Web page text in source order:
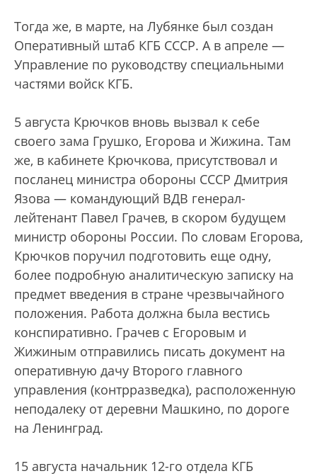
Тогда же, в марте, на Лубянке был создан
Оперативный штаб КГБ СССР. А в апреле —
Управление по руководству специальными
частями войск КГБ.
5 августа Крючков вновь вызвал к себе
своего зама Грушко, Егорова и Жижина. Там
же, в кабинете Крючкова, присутствовал и
посланец министра обороны СССР Дмитрия
Язова — командующий ВДВ генерал-
лейтенант Павел Грачев, в скором будущем
министр обороны России. По словам Егорова,
Крючков поручил подготовить еще одну,
более подробную аналитическую записку на
предмет введения в стране чрезвычайного
положения. Работа должна была вестись
конспиративно. Грачев с Егоровым и
Жижиным отправились писать документ на
оперативную дачу Второго главного
управления (контрразведка), расположенную
неподалеку от деревни Машкино, по дороге
на Ленинград.
15 августа начальник 12-го отдела КГБ